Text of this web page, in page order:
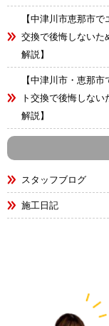
【中津川市恵那市
交換で後悔しないた
解説】
【中津川市・恵那
ト交換で後悔しな
解説】
スタッフブログ
施工日記